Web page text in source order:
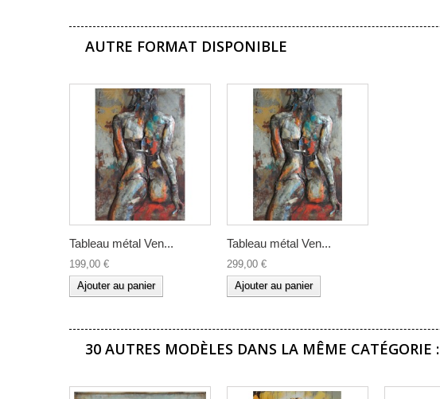
AUTRE FORMAT DISPONIBLE
Tableau métal Ven...
199,00 €
Ajouter au panier
Tableau métal Ven...
299,00 €
Ajouter au panier
30 AUTRES MODÈLES DANS LA MÊME CATÉGORIE :